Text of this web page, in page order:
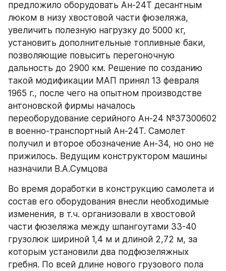
предложило оборудовать Ан-24Т десантным
люком в низу хвостовой части фюзеляжа,
увеличить полезную нагрузку до 5000 кг,
установить дополнительные топливные баки,
позволяющие повысить перегоночную
дальность до 2900 км. Решение по созданию
такой модификации МАП принял 13 февраля
1965 г., после чего на опытном производстве
антоновской фирмы началось
переоборудование серийного Ан-24 №37300602
в военно-транспортный Ан-24Т. Самолет
получил и второе обозначение Ан-34, но оно не
прижилось. Ведущим конструктором машины
назначили В.А.Сумцова
Во время доработки в конструкцию самолета и
состав его оборудования внесли необходимые
изменения, в т.ч. организовали в хвостовой
части фюзеляжа между шпангоутами 33-40
грузолюк шириной 1,4 м и длиной 2,72 м, за
которым установили два подфюзеляжных
гребня. По всей длине нового грузового пола